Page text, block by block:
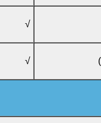
√
√